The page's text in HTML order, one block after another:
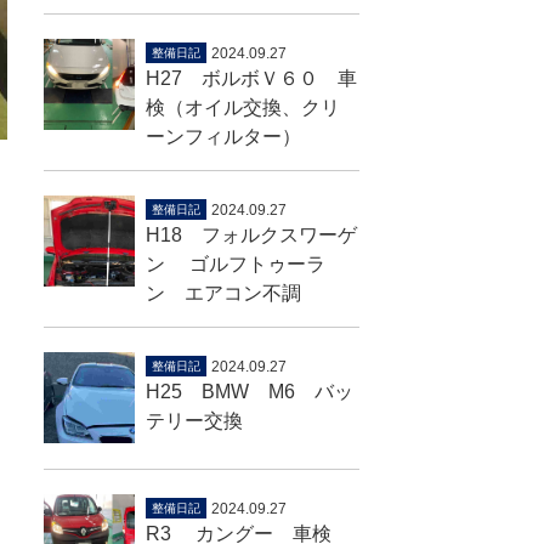
整備日記 2024.09.27
H27 ボルボＶ６０ 車
検（オイル交換、クリ
ーンフィルター）
整備日記 2024.09.27
H18 フォルクスワーゲ
ン ゴルフトゥーラ
ン エアコン不調
整備日記 2024.09.27
H25 BMW M6 バッ
テリー交換
整備日記 2024.09.27
R3 カングー 車検